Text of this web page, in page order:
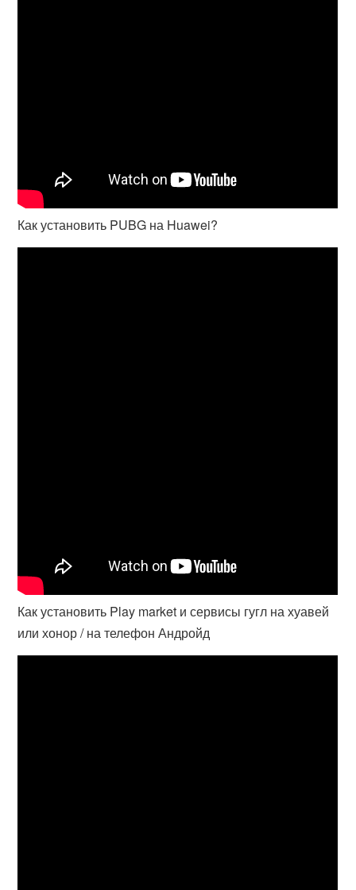
Как установить PUBG на Huawei?
Как установить Play market и сервисы гугл на хуавей
или хонор / на телефон Андройд